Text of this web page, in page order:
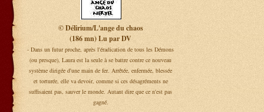
© Délirium/L'ange du chaos
(186 mn) Lu par DV
- Dans un futur proche, après l'éradication de tous les Démons
(ou presque), Laura est la seule à se battre contre ce nouveau
système dirigée d'une main de fer. Arrêtée, enfermée, blessée
et torturée, elle va devoir, comme si ces désagréments ne
suffisaient pas, sauver le monde. Autant dire que ce n'est pas
gagné.